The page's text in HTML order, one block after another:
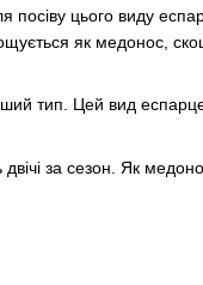
посіву цього виду
як медонос,
тип. Цей вид
за сезон. Як